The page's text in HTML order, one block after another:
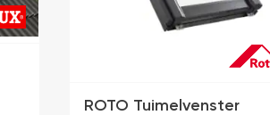
ROTO Tuimelvenster